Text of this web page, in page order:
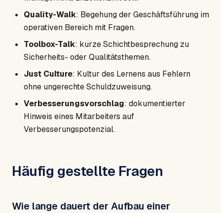
Quality-Walk: Begehung der Geschäftsführung im
operativen Bereich mit Fragen.
Toolbox-Talk: kurze Schichtbesprechung zu
Sicherheits- oder Qualitätsthemen.
Just Culture: Kultur des Lernens aus Fehlern
ohne ungerechte Schuldzuweisung.
Verbesserungsvorschlag: dokumentierter
Hinweis eines Mitarbeiters auf
Verbesserungspotenzial.
Häufig gestellte Fragen
Wie lange dauert der Aufbau einer